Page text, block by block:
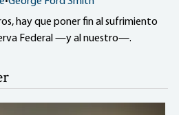
hay que poner fin al sufrimiento
Federal —y al nuestro—.